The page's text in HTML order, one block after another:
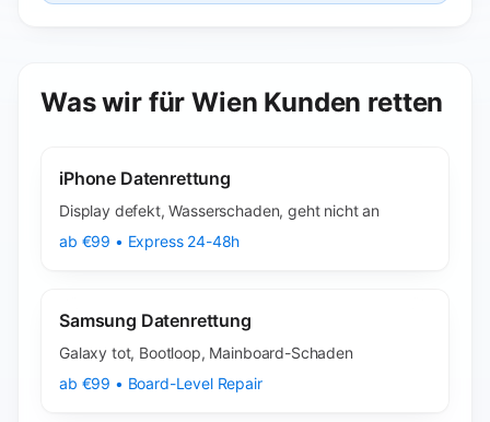
Was wir für Wien Kunden retten
iPhone Datenrettung
Display defekt, Wasserschaden, geht nicht an
ab €99 • Express 24-48h
Samsung Datenrettung
Galaxy tot, Bootloop, Mainboard-Schaden
ab €99 • Board-Level Repair